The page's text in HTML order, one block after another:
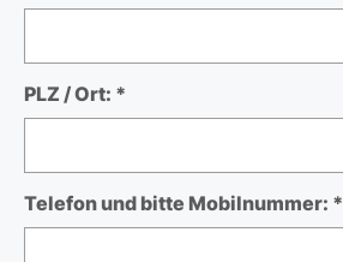
PLZ / Ort: *
Telefon und bitte Mobilnummer: *